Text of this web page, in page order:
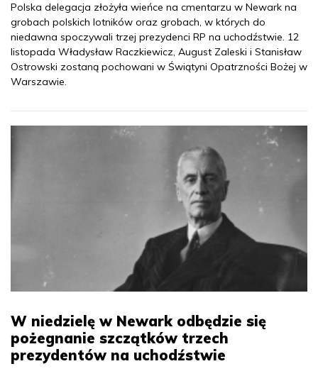
Polska delegacja złożyła wieńce na cmentarzu w Newark na
grobach polskich lotników oraz grobach, w których do
niedawna spoczywali trzej prezydenci RP na uchodźstwie. 12
listopada Władysław Raczkiewicz, August Zaleski i Stanisław
Ostrowski zostaną pochowani w Świątyni Opatrzności Bożej w
Warszawie.
W niedzielę w Newark odbędzie się
pożegnanie szczątków trzech
prezydentów na uchodźstwie